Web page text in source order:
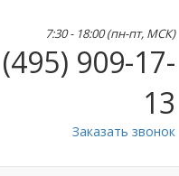
7:30 - 18:00 (пн-пт, МСК)
909-17-
13
Заказать звонок